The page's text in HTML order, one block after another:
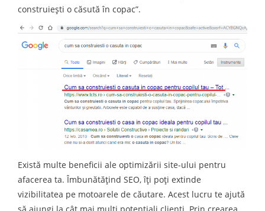
construieşti o căsută în copac”.
Există multe beneficii ale optimizării site-ului pentru
afacerea ta. Îmbunătățind SEO, îţi poţi extinde
vizibilitatea pe motoarele de căutare. Acest lucru te ajută
să ajungi la cât mai mulți potențiali clienți. Prin crearea